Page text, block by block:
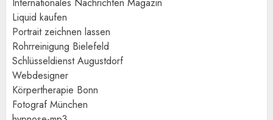
Liquid kaufen
Portrait zeichnen lassen
Rohrreinigung Bielefeld
Schlüsseldienst Augustdorf
Webdesigner
Körpertherapie Bonn
Fotograf München